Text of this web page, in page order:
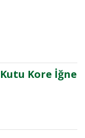
Kore İğne